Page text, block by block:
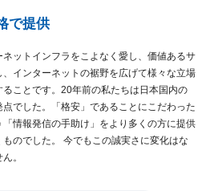
で提供
ットインフラをこよなく愛し、価値あるサ
インターネットの裾野を広げて様々な立場
ことです。20年前の私たちは日本国内の
点でした。「格安」であることにこだわった
情報発信の手助け」をより多くの方に提供
のでした。 今でもこの誠実さに変化はな
。